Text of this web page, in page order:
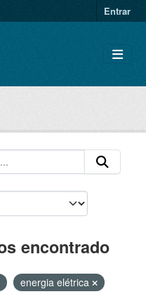
Entrar
encontrado
energia elétrica